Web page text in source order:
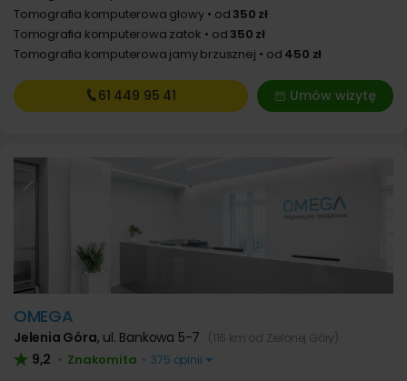
Tomografia komputerowa głowy
od 350 zł
Tomografia komputerowa zatok
od 350 zł
Tomografia komputerowa jamy brzusznej
od 450 zł
Umów wizytę
61 449 95 41
OMEGA
Jelenia Góra, ul. Bankowa 5-7 (116 km od Zielonej Góry)
9,2 • Znakomita • 375 opinii